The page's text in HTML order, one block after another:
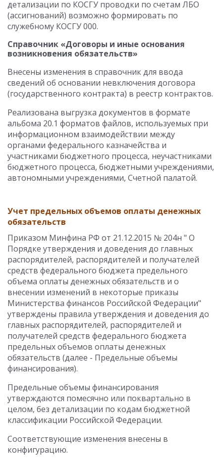
детализации по КОСГУ проводки по счетам ЛБО
(ассигнований) возможно формировать по
служебному КОСГУ 000.
Справочник «Договоры и иные основания
возникновения обязательств»
Внесены изменения в справочник для ввода
сведений об основании невключения договора
(государственного контракта) в реестр контрактов.
Реализована выгрузка документов в формате
альбома 20.1 форматов файлов, используемых при
информационном взаимодействии между
органами федерального казначейства и
участниками бюджетного процесса, неучастниками
бюджетного процесса, бюджетными учреждениями,
автономными учреждениями, Счетной палатой.
Учет предельных объемов оплаты денежных
обязательств
Приказом Минфина РФ от 21.12.2015 № 204н " О
Порядке утверждения и доведения до главных
распорядителей, распорядителей и получателей
средств федерального бюджета предельного
объема оплаты денежных обязательств и о
внесении изменений в некоторые приказы
Министерства финансов Российской Федерации"
утверждены правила утверждения и доведения до
главных распорядителей, распорядителей и
получателей средств федерального бюджета
предельных объемов оплаты денежных
обязательств (далее - Предельные объемы
финансирования).
Предельные объемы финансирования
утверждаются помесячно или поквартально в
целом, без детализации по кодам бюджетной
классификации Российской Федерации.
Соответствующие изменения внесены в
конфигурацию.